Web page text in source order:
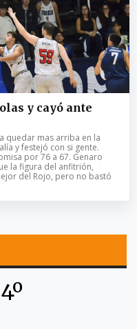
y cayó ante
quedar mas arriba en la
y festejó con si gente.
por 76 a 67. Genaro
la figura del anfitrión,
del Rojo, pero no bastó